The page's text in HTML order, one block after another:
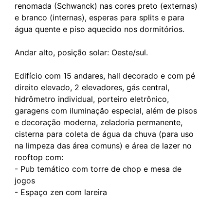
renomada (Schwanck) nas cores preto (externas)
e branco (internas), esperas para splits e para
água quente e piso aquecido nos dormitórios.
Andar alto, posição solar: Oeste/sul.
Edifício com 15 andares, hall decorado e com pé
direito elevado, 2 elevadores, gás central,
hidrômetro individual, porteiro eletrônico,
garagens com iluminação especial, além de pisos
e decoração moderna, zeladoria permanente,
cisterna para coleta de água da chuva (para uso
na limpeza das área comuns) e área de lazer no
rooftop com:
- Pub temático com torre de chop e mesa de
jogos
- Espaço zen com lareira